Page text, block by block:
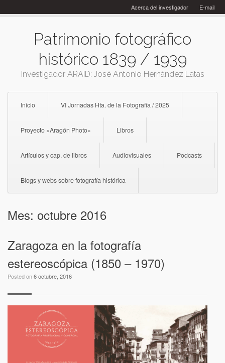
to
E-mail
Acerca del investigador
Patrimonio fotográfico
histórico 1839 / 1939
Investigador ARAID: José Antonio Hernández Latas
Inicio VI Jornadas Hta. de la Fotografía / 2025
Proyecto «Aragón Photo» Libros
Artículos y cap. de libros Audiovisuales Podcasts
Blogs y webs sobre fotografía histórica
Mes: octubre 2016
Zaragoza en la fotografía
estereoscópica (1850 – 1970)
Posted on6 octubre, 2016